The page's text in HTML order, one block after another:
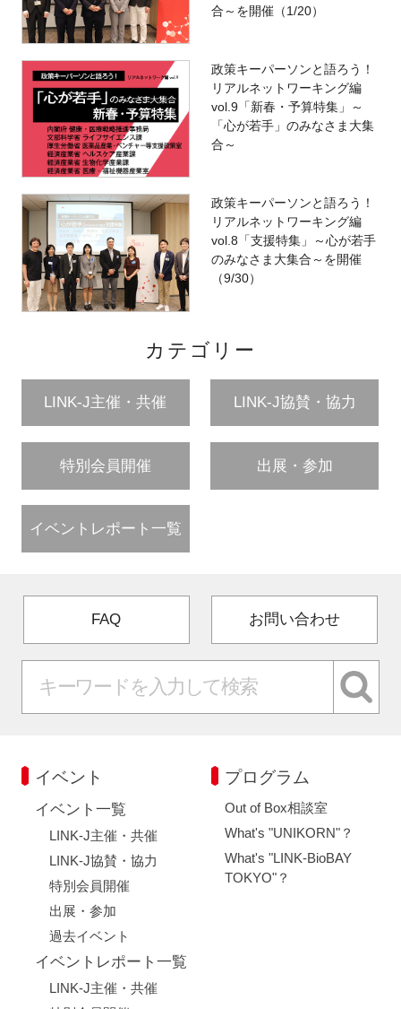
合～を開催（1/20）
政策キーパーソンと語ろう！
リアルネットワーキング編
vol.9「新春・予算特集」～
「心が若手」のみなさま大集
合～
政策キーパーソンと語ろう！
リアルネットワーキング編
vol.8「支援特集」～心が若手
のみなさま大集合～を開催
（9/30）
カテゴリー
LINK-J主催・共催 LINK-J協賛・協力
特別会員開催 出展・参加
イベントレポート一覧
FAQ お問い合わせ
イベント
イベント一覧
LINK-J主催・共催
LINK-J協賛・協力
特別会員開催
出展・参加
過去イベント
イベントレポート一覧
LINK-J主催・共催
プログラム
Out of Box相談室
What's "UNIKORN"？
What's "LINK-BioBAY
TOKYO"？